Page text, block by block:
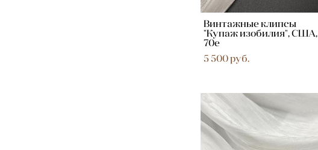
Винтажные клипсы
"Купаж изобилия", США,
70е
5 500 pуб.